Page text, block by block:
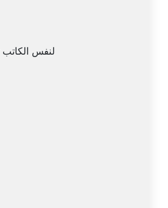
لنفس الكاتب